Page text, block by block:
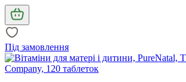
Під замовлення